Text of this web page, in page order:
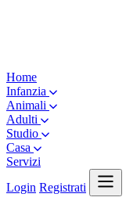
Home
Infanzia
Animali
Adulti
Studio
Casa
Servizi
Login Registrati